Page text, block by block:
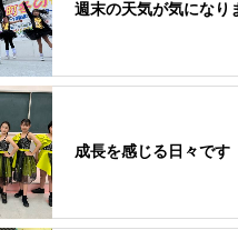
週末の天気が気になり
成長を感じる日々です